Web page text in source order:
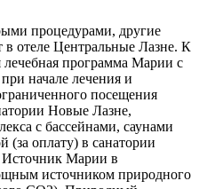
процедурами, другие
отеле Центральные Лазне. К
лечебная программа Марии с
начале лечения и
посещения
Новые Лазне,
с бассейнами, саунами
(за оплату) в санатории
Марии в
источником природного